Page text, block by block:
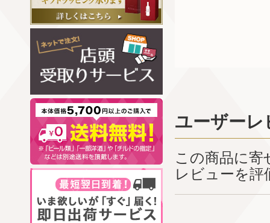
ユーザーレ
この商品に
レビューを評